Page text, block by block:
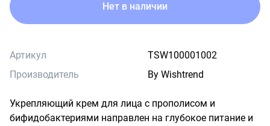
Нет в наличии
Артикул
TSW100001002
Производитель
By Wishtrend
Укрепляющий крем для лица с прополисом и
бифидобактериями направлен на глубокое питание и